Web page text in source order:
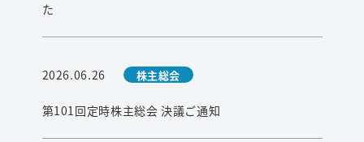
た
2026.06.26 株主総会
第101回定時株主総会 決議ご通知